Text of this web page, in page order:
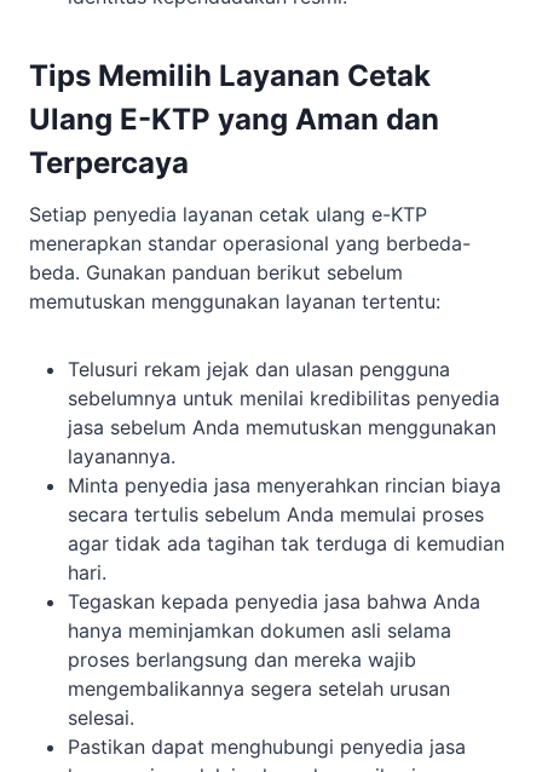
Tips Memilih Layanan Cetak
Ulang E-KTP yang Aman dan
Terpercaya
Setiap penyedia layanan cetak ulang e-KTP
menerapkan standar operasional yang berbeda-
beda. Gunakan panduan berikut sebelum
memutuskan menggunakan layanan tertentu:
Telusuri rekam jejak dan ulasan pengguna
sebelumnya untuk menilai kredibilitas penyedia
jasa sebelum Anda memutuskan menggunakan
layanannya.
Minta penyedia jasa menyerahkan rincian biaya
secara tertulis sebelum Anda memulai proses
agar tidak ada tagihan tak terduga di kemudian
hari.
Tegaskan kepada penyedia jasa bahwa Anda
hanya meminjamkan dokumen asli selama
proses berlangsung dan mereka wajib
mengembalikannya segera setelah urusan
selesai.
Pastikan dapat menghubungi penyedia jasa